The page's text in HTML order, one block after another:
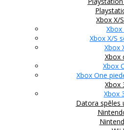
Xbox X/
Xbox X/S
Xbox
Xbox
Xbox
Xbox One
Xbox
Xbox
Datora spēles